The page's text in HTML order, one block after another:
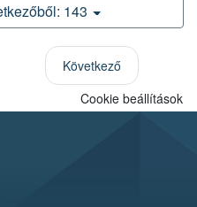
143
Következő
Cookie beállítások